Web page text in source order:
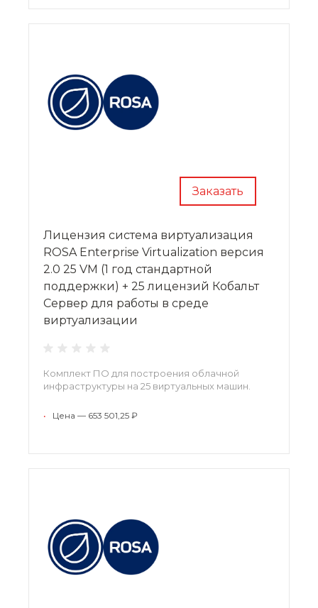
Заказать
Лицензия система виртуализация
ROSA Enterprise Virtualization версия
2.0 25 VM (1 год стандартной
поддержки) + 25 лицензий Кобальт
Сервер для работы в среде
виртуализации
Комплект ПО для построения облачной
инфраструктуры на 25 виртуальных машин.
• Цена — 653 501,25 ₽